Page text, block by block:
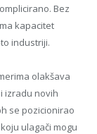
Bez
kapacitet
industriji.
olakšava
izradu novih
se pozicionirao
ulagači mogu